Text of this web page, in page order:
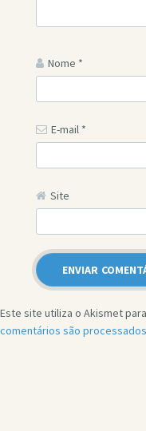
Nome *
E-mail *
Site
Este site utiliza o Akismet
comentários são processados